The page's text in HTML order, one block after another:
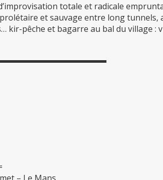
totale et radicale
et sauvage entre long tunnels,
kir-pêche et bagarre au bal du village :